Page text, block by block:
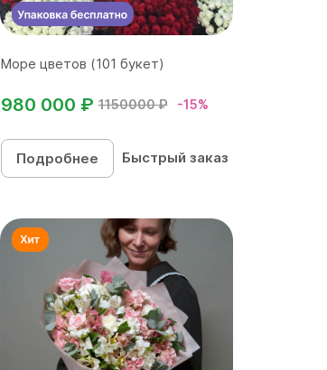
Море цветов (101 букет)
1150000 ₽ -15%
980 000 ₽
Подробнее Быстрый заказ